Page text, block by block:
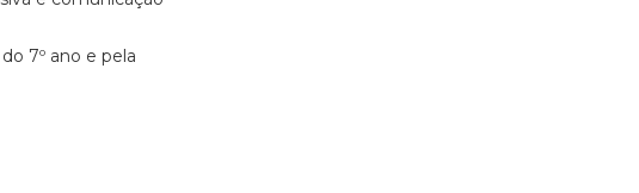
7º ano e pela